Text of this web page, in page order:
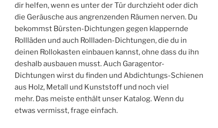
dir helfen, wenn es unter der Tür durchzieht oder dich
die Geräusche aus angrenzenden Räumen nerven. Du
bekommst Bürsten-Dichtungen gegen klappernde
Rollläden und auch Rollladen-Dichtungen, die du in
deinen Rollokasten einbauen kannst, ohne dass du ihn
deshalb ausbauen musst. Auch Garagentor-
Dichtungen wirst du finden und Abdichtungs-Schienen
aus Holz, Metall und Kunststoff und noch viel
mehr. Das meiste enthält unser Katalog. Wenn du
etwas vermisst, frage einfach.